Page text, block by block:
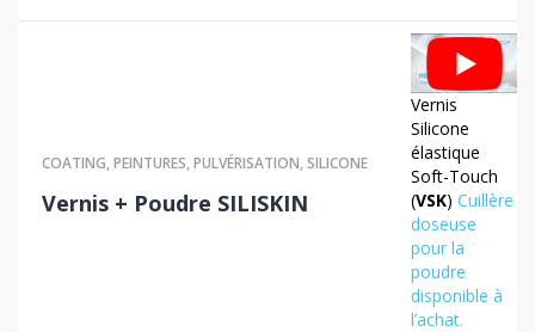
COATING,PEINTURES,PULVÉRISATION,SILICONE
Vernis + Poudre SILISKIN
Vernis
Silicone
élastique
Soft-Touch
(VSK)Cuillère
doseuse
pour la
poudre
disponible à
l’achat.